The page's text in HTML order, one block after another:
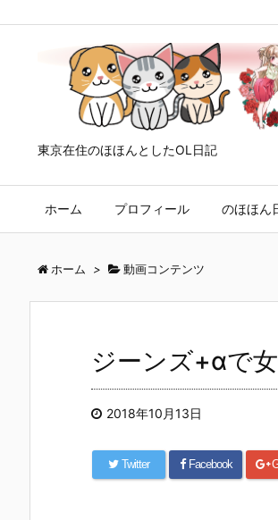
東京在住のほほんとしたOL日記
ホーム プロフィール のほほん
ホーム > 動画コンテンツ
ジーンズ+αで
2018年10月13日
Twitter Facebook